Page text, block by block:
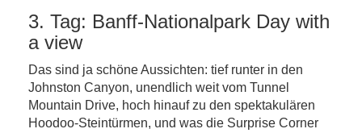
3. Tag: Banff-Nationalpark Day with
a view
Das sind ja schöne Aussichten: tief runter in den
Johnston Canyon, unendlich weit vom Tunnel
Mountain Drive, hoch hinauf zu den spektakulären
Hoodoo-Steintürmen, und was die Surprise Corner